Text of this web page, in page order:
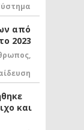
από
2023
,
και